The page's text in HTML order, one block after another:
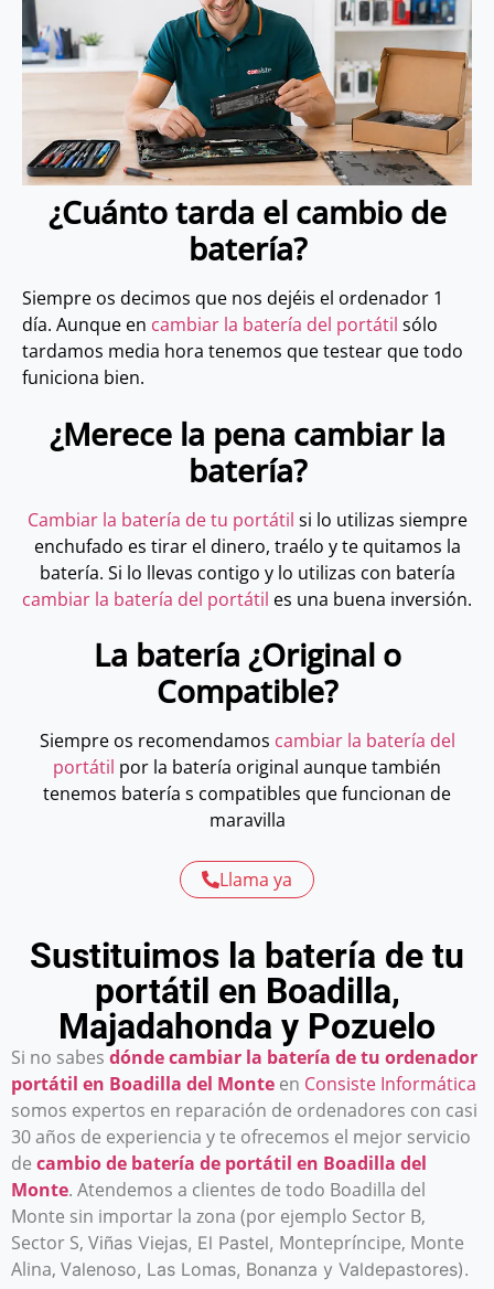
¿Cuánto tarda el cambio de
batería?
Siempre os decimos que nos dejéis el ordenador 1
día. Aunque en cambiar la batería del portátil sólo
tardamos media hora tenemos que testear que todo
funiciona bien.
¿Merece la pena cambiar la
batería?
Cambiar la batería de tu portátil si lo utilizas siempre
enchufado es tirar el dinero, traélo y te quitamos la
batería. Si lo llevas contigo y lo utilizas con batería
cambiar la batería del portátil es una buena inversión.
La batería ¿Original o
Compatible?
Siempre os recomendamos cambiar la batería del
portátil por la batería original aunque también
tenemos batería s compatibles que funcionan de
maravilla
Llama ya
Sustituimos la batería de tu
portátil en Boadilla,
Majadahonda y Pozuelo
Si no sabes dónde cambiar la batería de tu ordenador
portátil en Boadilla del Monte en Consiste Informática
somos expertos en reparación de ordenadores con casi
30 años de experiencia y te ofrecemos el mejor servicio
de cambio de batería de portátil en Boadilla del
Monte. Atendemos a clientes de todo Boadilla del
Monte sin importar la zona (por ejemplo Sector B,
Sector S, Viñas Viejas, El Pastel, Montepríncipe, Monte
Alina, Valenoso, Las Lomas, Bonanza y Valdepastores).